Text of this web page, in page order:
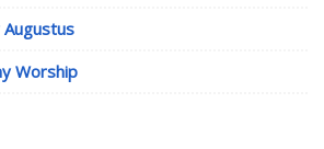
Augustus
Worship